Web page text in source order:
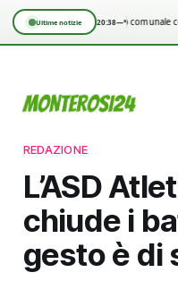
Ultime notizie 20:38—°
Consiglio comunale
REDAZIONE
L’ASD
chiude i
gesto è di